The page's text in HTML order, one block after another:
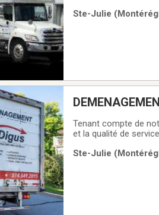
vous garantir le
Ste-Julie
DEMENAGEMENT Ste-
Tenant compte de
et la qualité de
meubles/bureaux à
Ste-Julie